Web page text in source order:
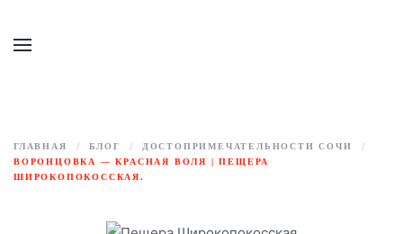
ГЛАВНАЯ БЛОГ
ДОСТОПРИМЕЧАТЕЛЬНОСТИ СОЧИ
ВОРОНЦОВКА — КРАСНАЯ ВОЛЯ | ПЕЩЕРА
ШИРОКОПОКОССКАЯ.